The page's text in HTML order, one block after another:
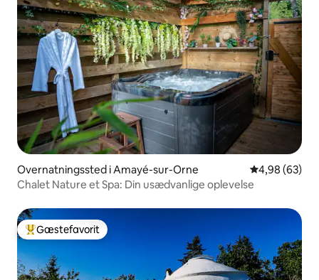
Overnatningssted i Amayé-sur-Orne 4,98 ud af 5 i
4,98 (63)
Chalet Nature et Spa: Din usædvanlige oplevelse
Bedste gæstefavorit
Gæstefavorit